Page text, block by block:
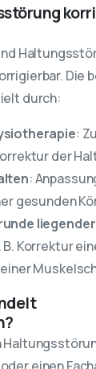
Die
durch:
:
der
:
gesunden
liegender
B. Korrektur